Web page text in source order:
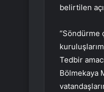
belirtilen
“Söndürme
Tedbir
Bölmekaya